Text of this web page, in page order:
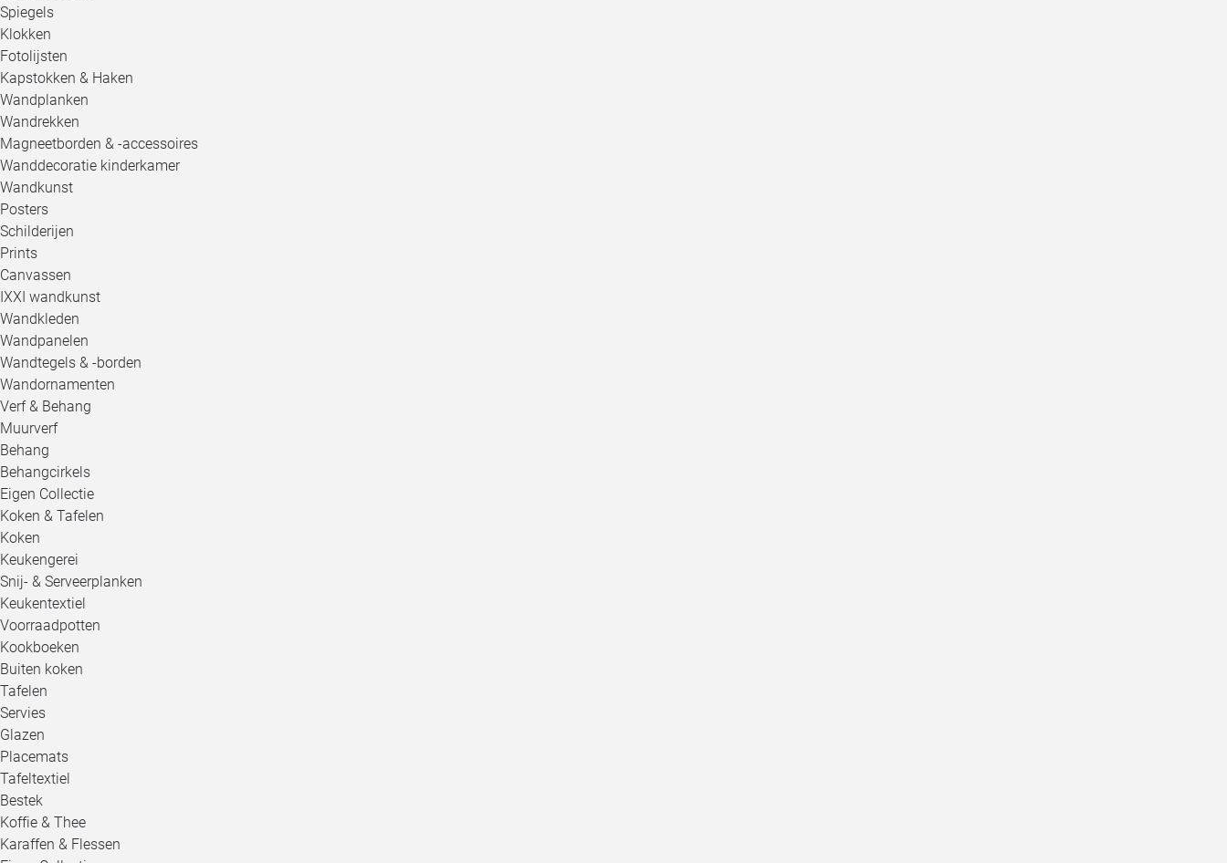
Spiegels
Klokken
Fotolijsten
Kapstokken & Haken
Wandplanken
Wandrekken
Magneetborden & -accessoires
Wanddecoratie kinderkamer
Wandkunst
Posters
Schilderijen
Prints
Canvassen
IXXI wandkunst
Wandkleden
Wandpanelen
Wandtegels & -borden
Wandornamenten
Verf & Behang
Muurverf
Behang
Behangcirkels
Eigen Collectie
Koken & Tafelen
Koken
Keukengerei
Snij- & Serveerplanken
Keukentextiel
Voorraadpotten
Kookboeken
Buiten koken
Tafelen
Servies
Glazen
Placemats
Tafeltextiel
Bestek
Koffie & Thee
Karaffen & Flessen